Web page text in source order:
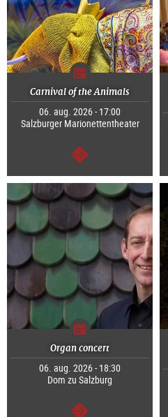
Carnival of the Animals
06. aug. 2026 - 17:00
Salzburger Marionettentheater
Tovább
Organ concert
06. aug. 2026 - 18:30
Dom zu Salzburg